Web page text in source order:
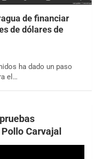
de financiar
de dólares de
ha dado un paso
el…
Carvajal